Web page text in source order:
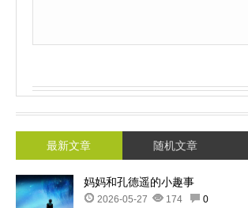
最新文章 随机文章
妈妈和孔德遥的小趣事
2026-05-27 174 0